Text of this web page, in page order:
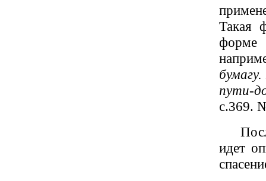
Такая
пути-
с.369.
идет